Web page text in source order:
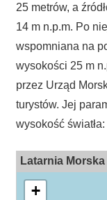
25 metrów, a
14 m n.p.m. Po
wspomniana na
wysokości 25 m
przez Urząd
turystów. Jej
wysokość
Latarnia
+